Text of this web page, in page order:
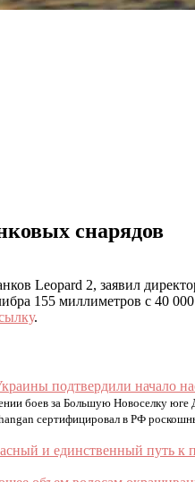
снарядов
Leopard 2, заявил
155 миллиметров с 40
.
подтвердили начало
боев за Большую Новоселку
сертифицировал в РФ
и единственный путь к